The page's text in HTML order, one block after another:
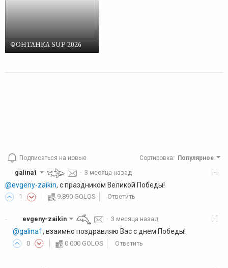
ФОНТАНКА SUP 2026
Подписаться на новые Сортировка: Популярное
[-]
galina1 · 3 месяца назад
@evgeny-zaikin, с праздником Великой Победы!
1 9.890 GOLOS Ответить
· [-]
evgeny-zaikin ·3 месяца назад
@galina1, взаимно поздравляю Вас с днем Победы!
0 0.000 GOLOS Ответить